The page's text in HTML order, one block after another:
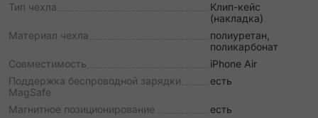
Тип чехла
Клип-кейс
(накладка)
Материал чехла
полиуретан,
поликарбонат
Совместимость
iPhone Air
Поддержка беспроводной зарядки
MagSafe
есть
Магнитное позиционирование
есть